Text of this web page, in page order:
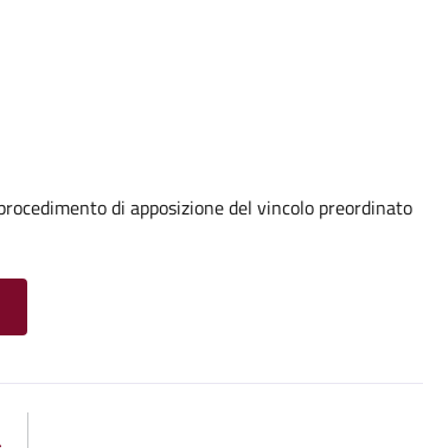
di apposizione del vincolo preordinato